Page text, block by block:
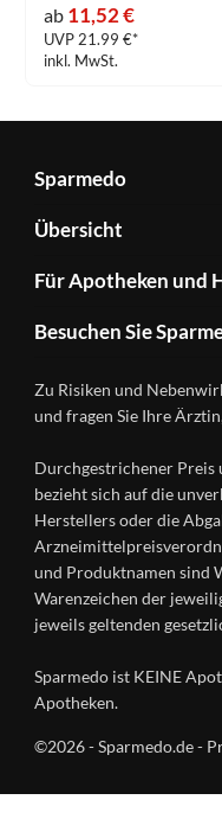
ab 11,52 €
UVP 21.99 €*
inkl. MwSt.
Sparmedo
Über
Sparmedo
FAQ
Kontakt
Datenschutz
Nutzungsbedingungen
Übersicht
Herstellerverzeichnis
Produkte
A-
Ratgeber
Wirkstoffe
Gesundheitsmagazin
Für Apotheken und
&
Händlerlogin
Besuchen Sie
Instagram
Zu Risiken und
und fragen Sie Ihre
Durchgestrichener Preis
bezieht sich auf die
Herstellers oder die
und Produktnamen sind
Warenzeichen der
jeweils geltenden
Sparmedo ist KEINE
Apotheken.
©2026 - Sparmedo.de -